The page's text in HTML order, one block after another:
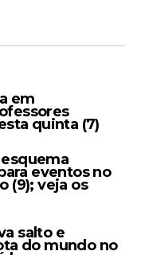
em
quinta (7)
eventos no
(9); veja os
salto e
do mundo no